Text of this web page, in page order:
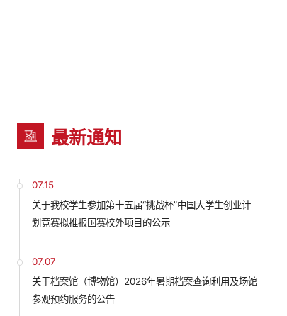
最新通知
07.15
关于我校学生参加第十五届“挑战杯”中国大学生创业计
划竞赛拟推报国赛校外项目的公示
07.07
关于档案馆（博物馆）2026年暑期档案查询利用及场馆
参观预约服务的公告